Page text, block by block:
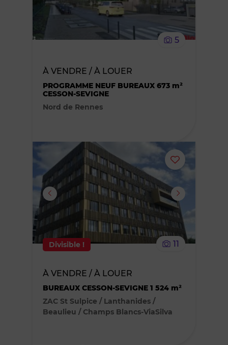
supprimer
le
5
À VENDRE / À LOUER
PROGRAMME NEUF BUREAUX 673 m²
CESSON-SEVIGNE
Nord de Rennes
Ajouter
ou
supprimer
le
Divisible ! 11
À VENDRE / À LOUER
BUREAUX CESSON-SEVIGNE 1 524 m²
ZAC St Sulpice / Lanthanides /
Beaulieu / Champs Blancs-ViaSilva